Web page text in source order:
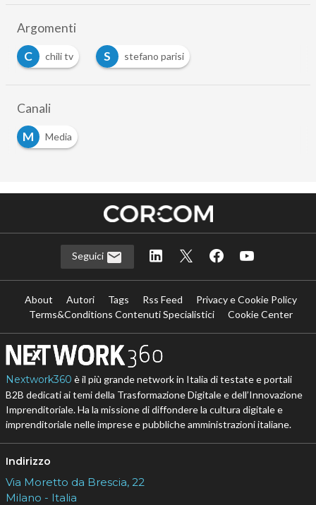
Argomenti
C
chili tv S stefano parisi
Canali
M
Media
Seguici
About Autori Tags Rss Feed
Privacy e Cookie Policy
Terms&Conditions Contenuti Specialistici
Cookie Center
Nextwork360 è il più grande network in Italia di testate e portali
B2B dedicati ai temi della Trasformazione Digitale e dell’Innovazione
Imprenditoriale. Ha la missione di diffondere la cultura digitale e
imprenditoriale nelle imprese e pubbliche amministrazioni italiane.
Indirizzo
Via Moretto da Brescia, 22
Milano - Italia